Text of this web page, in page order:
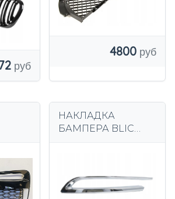
4800
X4
НАКЛАДКА
БАМПЕРА BLIC